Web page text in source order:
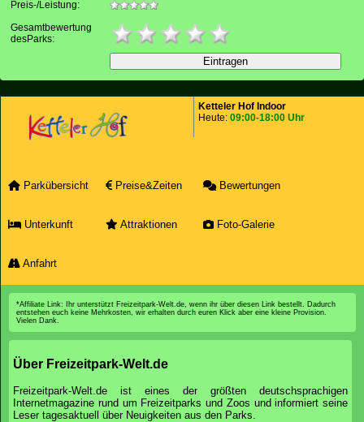
Preis-/Leistung:
Gesamtbewertung
desParks:
Ketteler Hof Indoor
Heute: 09:00-18:00 Uhr
Parkübersicht Preise&Zeiten Bewertungen
Unterkunft Attraktionen Foto-Galerie
Anfahrt
*Affiliate Link: Ihr unterstützt Freizeitpark-Welt.de, wenn ihr über diesen Link bestellt. Dadurch
entstehen euch keine Mehrkosten, wir erhalten durch euren Klick aber eine kleine Provision.
Vielen Dank.
Über Freizeitpark-Welt.de
Freizeitpark-Welt.de ist eines der größten deutschsprachigen
Internetmagazine rund um Freizeitparks und Zoos und informiert seine
Leser tagesaktuell über Neuigkeiten aus den Parks.